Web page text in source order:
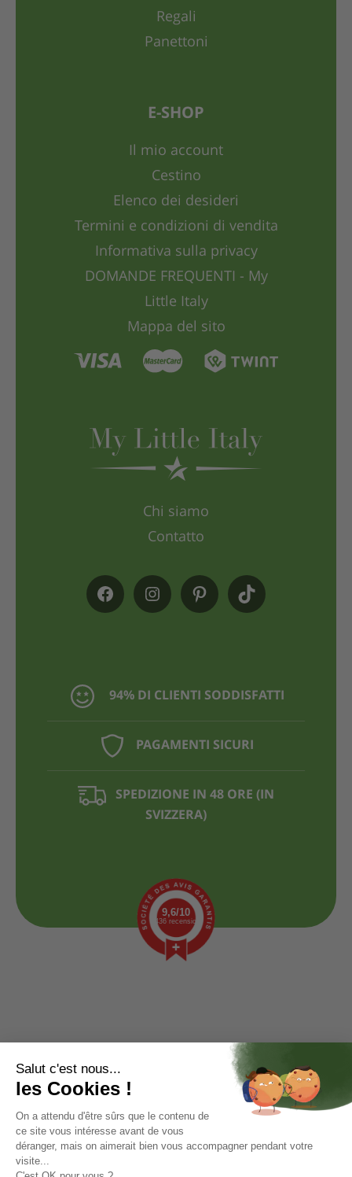
94% DI CLIENTI SODDISFATTI
PAGAMENTI SICURI
SPEDIZIONE IN 48 ORE (IN
SVIZZERA)
Regali
Panettoni
E-SHOP
Il mio account
Cestino
Elenco dei desideri
Termini e condizioni di vendita
Informativa sulla privacy
DOMANDE FREQUENTI - My
Little Italy
Mappa del sito
Chi siamo
Contatto
9,6/10
1436 recensioni